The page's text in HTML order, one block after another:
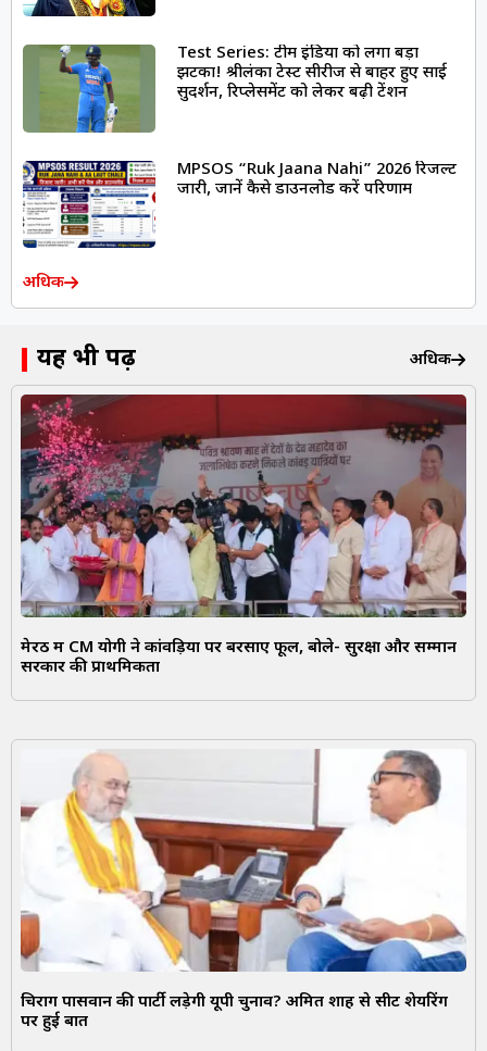
Test Series: टीम इंडिया को लगा बड़ा
झटका! श्रीलंका टेस्ट सीरीज से बाहर हुए साई
सुदर्शन, रिप्लेसमेंट को लेकर बढ़ी टेंशन
MPSOS “Ruk Jaana Nahi” 2026 रिजल्ट
जारी, जानें कैसे डाउनलोड करें परिणाम
अधिक
यह भी पढ़ें अधिक
मेरठ में CM योगी ने कांवड़ियों पर बरसाए फूल, बोले- सुरक्षा और सम्मान
सरकार की प्राथमिकता
चिराग पासवान की पार्टी लड़ेगी यूपी चुनाव? अमित शाह से सीट शेयरिंग
पर हुई बात